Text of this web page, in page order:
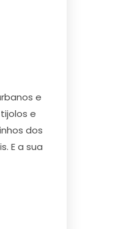
e
e
dos
E a sua